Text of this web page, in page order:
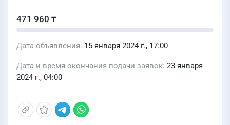
471 960 ₸
Дата объявления 15 января 2024 г., 17:00
Дата и время окончания подачи заявок 23 января
2024 г., 04:00